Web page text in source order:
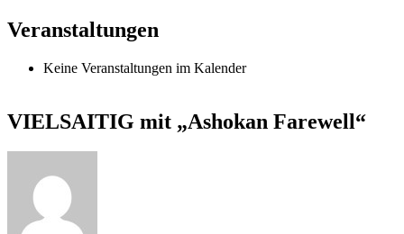
Veranstaltungen
Keine Veranstaltungen im Kalender
VIELSAITIG mit „Ashokan Farewell“